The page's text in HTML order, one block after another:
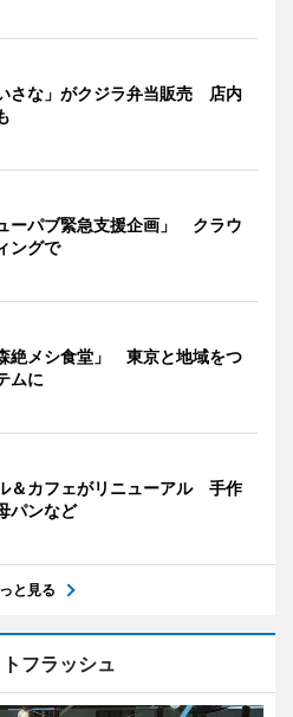
さな」がクジラ弁当販売 店内
ーパブ緊急支援企画」 クラウ
ングで
絶メシ食堂」 東京と地域をつ
ムに
＆カフェがリニューアル 手作
パンなど
と見る
フラッシュ